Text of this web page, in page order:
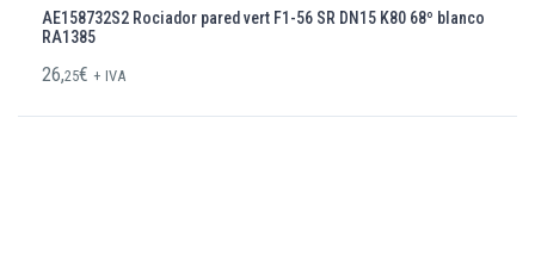
AE158732S2 Rociador pared vert F1-56 SR DN15 K80 68º blanco
RA1385
26,25€ + IVA